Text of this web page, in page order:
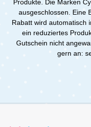
Produkte. Die Marken
ausgeschlossen. Eine
Rabatt wird automatisch
ein reduziertes
Gutschein nicht
gern an: